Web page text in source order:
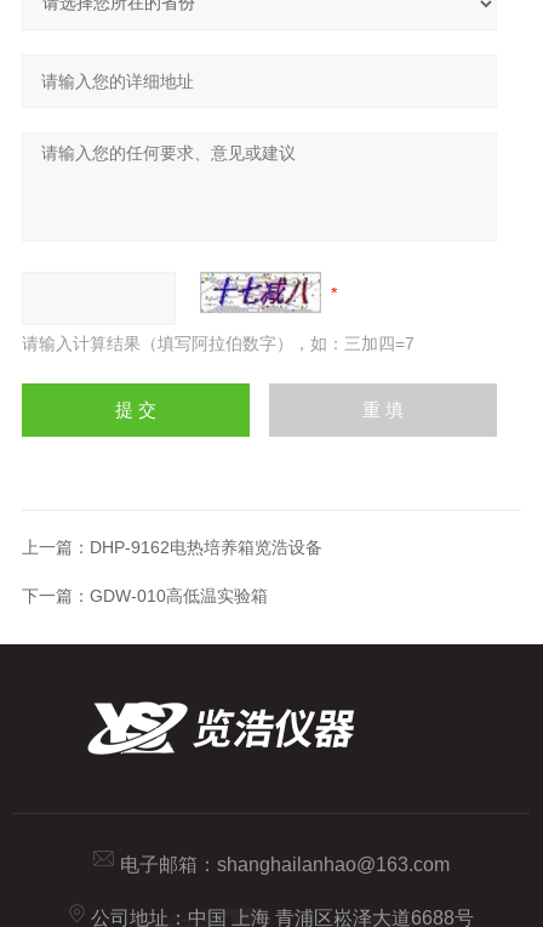
请输入计算结果（填写阿拉伯数字），如：三加四=7
上一篇： DHP-9162电热培养箱览浩设备
下一篇： GDW-010高低温实验箱
电子邮箱： shanghailanhao@163.com
公司地址：中国 上海 青浦区崧泽大道6688号